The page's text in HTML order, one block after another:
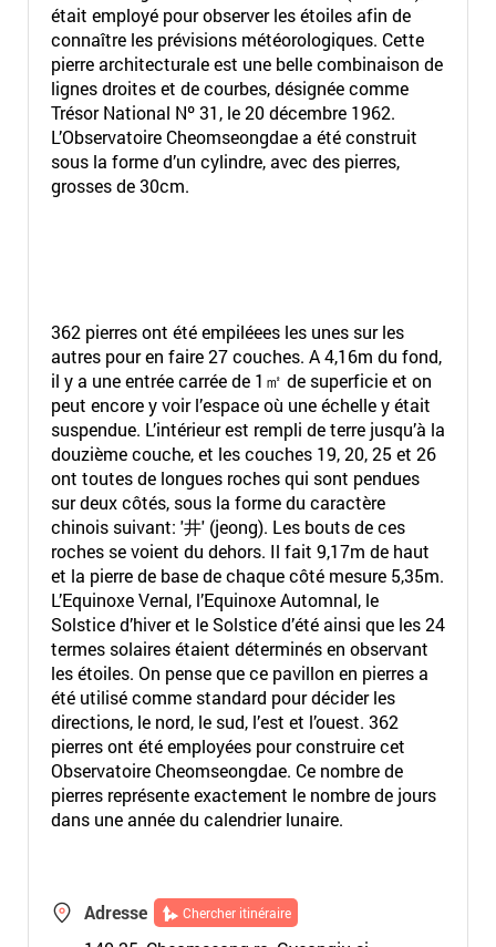
était employé pour observer les étoiles afin de
connaître les prévisions météorologiques. Cette
pierre architecturale est une belle combinaison de
lignes droites et de courbes, désignée comme
Trésor National Nº 31, le 20 décembre 1962.
L’Observatoire Cheomseongdae a été construit
sous la forme d’un cylindre, avec des pierres,
grosses de 30cm.
362 pierres ont été empiléees les unes sur les
autres pour en faire 27 couches. A 4,16m du fond,
il y a une entrée carrée de 1㎡ de superficie et on
peut encore y voir l’espace où une échelle y était
suspendue. L’intérieur est rempli de terre jusqu’à la
douzième couche, et les couches 19, 20, 25 et 26
ont toutes de longues roches qui sont pendues
sur deux côtés, sous la forme du caractère
chinois suivant: '井' (jeong). Les bouts de ces
roches se voient du dehors. Il fait 9,17m de haut
et la pierre de base de chaque côté mesure 5,35m.
L’Equinoxe Vernal, l’Equinoxe Automnal, le
Solstice d’hiver et le Solstice d’été ainsi que les 24
termes solaires étaient déterminés en observant
les étoiles. On pense que ce pavillon en pierres a
été utilisé comme standard pour décider les
directions, le nord, le sud, l’est et l’ouest. 362
pierres ont été employées pour construire cet
Observatoire Cheomseongdae. Ce nombre de
pierres représente exactement le nombre de jours
dans une année du calendrier lunaire.
Adresse Chercher itinéraire